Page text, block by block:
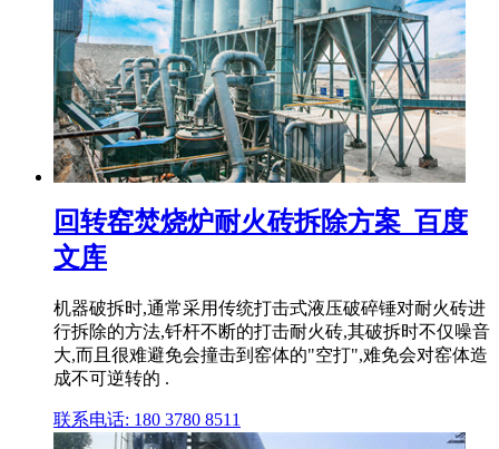
回转窑焚烧炉耐火砖拆除方案_百度
文库
机器破拆时,通常采用传统打击式液压破碎锤对耐火砖进
行拆除的方法,钎杆不断的打击耐火砖,其破拆时不仅噪音
大,而且很难避免会撞击到窑体的"空打",难免会对窑体造
成不可逆转的 .
联系电话: 180 3780 8511